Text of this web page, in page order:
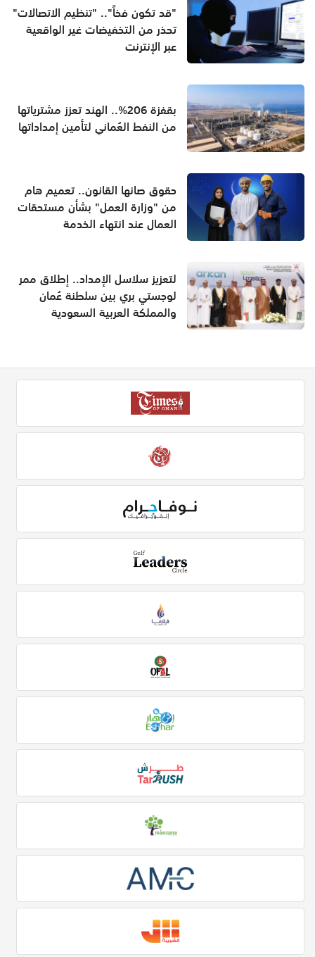
"قد تكون فخاً".. "تنظيم الاتصالات"
تحذر من التخفيضات غير الواقعية
عبر الإنترنت
بقفزة 206%.. الهند تعزز مشترياتها
من النفط العُماني لتأمين إمداداتها
حقوق صانها القانون.. تعميم هام
من "وزارة العمل" بشأن مستحقات
العمال عند انتهاء الخدمة
لتعزيز سلاسل الإمداد.. إطلاق ممر
لوجستي بري بين سلطنة عُمان
والمملكة العربية السعودية